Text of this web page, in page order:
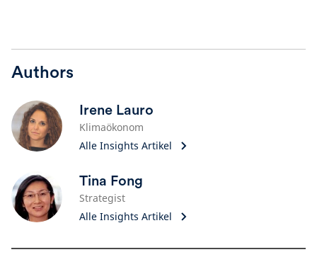
Authors
Irene Lauro
Klimaökonom
Alle Insights Artikel
Tina Fong
Strategist
Alle Insights Artikel